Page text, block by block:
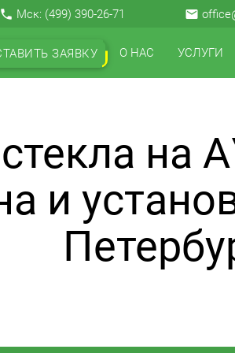
local_phone Мск: (499) 390-26-71 email
ЗАЯВКУ О НАС УСЛУГИ
на
и